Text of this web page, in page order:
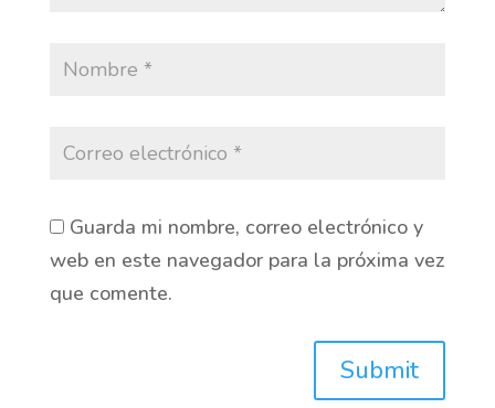
Guarda mi nombre, correo electrónico y
web en este navegador para la próxima vez
que comente.
Submit